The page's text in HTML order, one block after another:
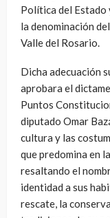
Política del Estado
la denominación
Valle del Rosario.
Dicha adecuación
aprobara el
Puntos
diputado Omar
cultura y las
que predomina en
resaltando el
identidad a sus
rescate, la